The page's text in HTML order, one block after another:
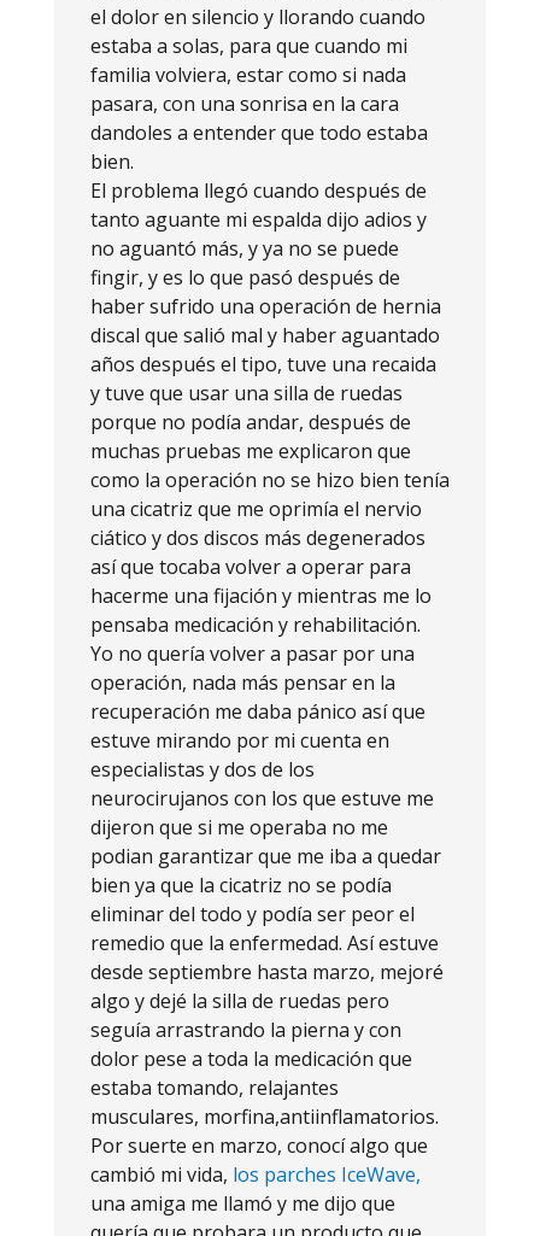
el dolor en silencio y llorando cuando
estaba a solas, para que cuando mi
familia volviera, estar como si nada
pasara, con una sonrisa en la cara
dandoles a entender que todo estaba
bien.
El problema llegó cuando después de
tanto aguante mi espalda dijo adios y
no aguantó más, y ya no se puede
fingir, y es lo que pasó después de
haber sufrido una operación de hernia
discal que salió mal y haber aguantado
años después el tipo, tuve una recaida
y tuve que usar una silla de ruedas
porque no podía andar, después de
muchas pruebas me explicaron que
como la operación no se hizo bien tenía
una cicatriz que me oprimía el nervio
ciático y dos discos más degenerados
así que tocaba volver a operar para
hacerme una fijación y mientras me lo
pensaba medicación y rehabilitación.
Yo no quería volver a pasar por una
operación, nada más pensar en la
recuperación me daba pánico así que
estuve mirando por mi cuenta en
especialistas y dos de los
neurocirujanos con los que estuve me
dijeron que si me operaba no me
podian garantizar que me iba a quedar
bien ya que la cicatriz no se podía
eliminar del todo y podía ser peor el
remedio que la enfermedad. Así estuve
desde septiembre hasta marzo, mejoré
algo y dejé la silla de ruedas pero
seguía arrastrando la pierna y con
dolor pese a toda la medicación que
estaba tomando, relajantes
musculares, morfina,antiinflamatorios.
Por suerte en marzo, conocí algo que
cambió mi vida, los parches IceWave,
una amiga me llamó y me dijo que